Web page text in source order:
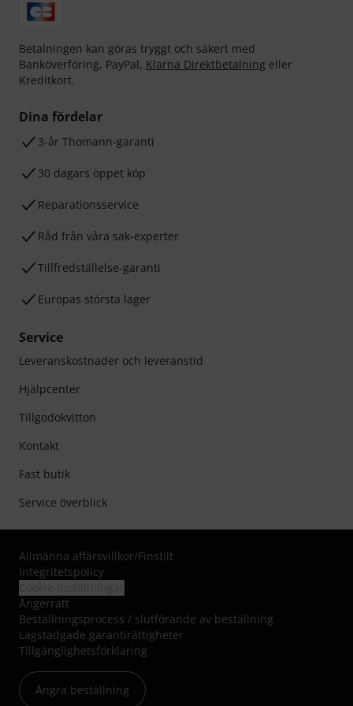
Betalningen kan göras tryggt och säkert med
Banköverföring, PayPal, Klarna Direktbetalning eller
Kreditkort.
Dina fördelar
3-år Thomann-garanti
30 dagars öppet köp
Reparationsservice
Råd från våra sak-experter
Tillfredställelse-garanti
Europas största lager
Service
Leveranskostnader och leveranstid
Hjälpcenter
Tillgodokvitton
Kontakt
Fast butik
Service överblick
Allmänna affärsvillkor/Finstilt
Integritetspolicy
Ångerrätt
Beställningsprocess / slutförande av beställning
Lagstadgade garantirättigheter
Tillgänglighetsförklaring
Ångra beställning